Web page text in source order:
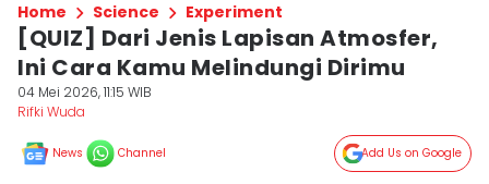
Home Science Experiment
[QUIZ] Dari Jenis Lapisan Atmosfer,
Ini Cara Kamu Melindungi Dirimu
04 Mei 2026, 11:15 WIB
Rifki Wuda
News Channel Add Us on Google